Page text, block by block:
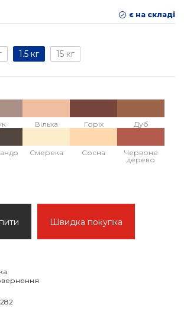
є на складі
1.5 кг 15 кг
Вільха Горіх Дуб
Смерека Сосна
Червоне
дерево
Швидка покупка